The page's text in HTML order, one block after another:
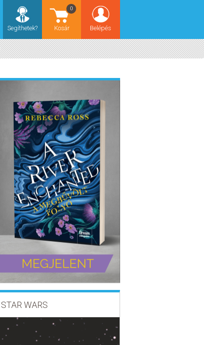
Belépés
Kosár
0
Segíthetek?
STAR WARS